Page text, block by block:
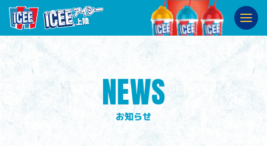
ABOUT
ICEEとは
SHOP
販売店舗
SNS
公式SNS
NEWS
お知らせ